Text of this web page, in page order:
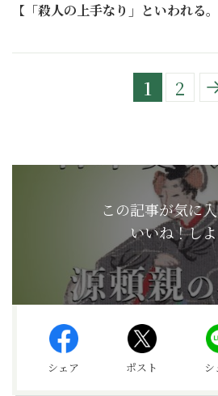
【 「殺人の上手なり」といわれる
1 2
この記事が気に
いいね！し
シェア ポスト